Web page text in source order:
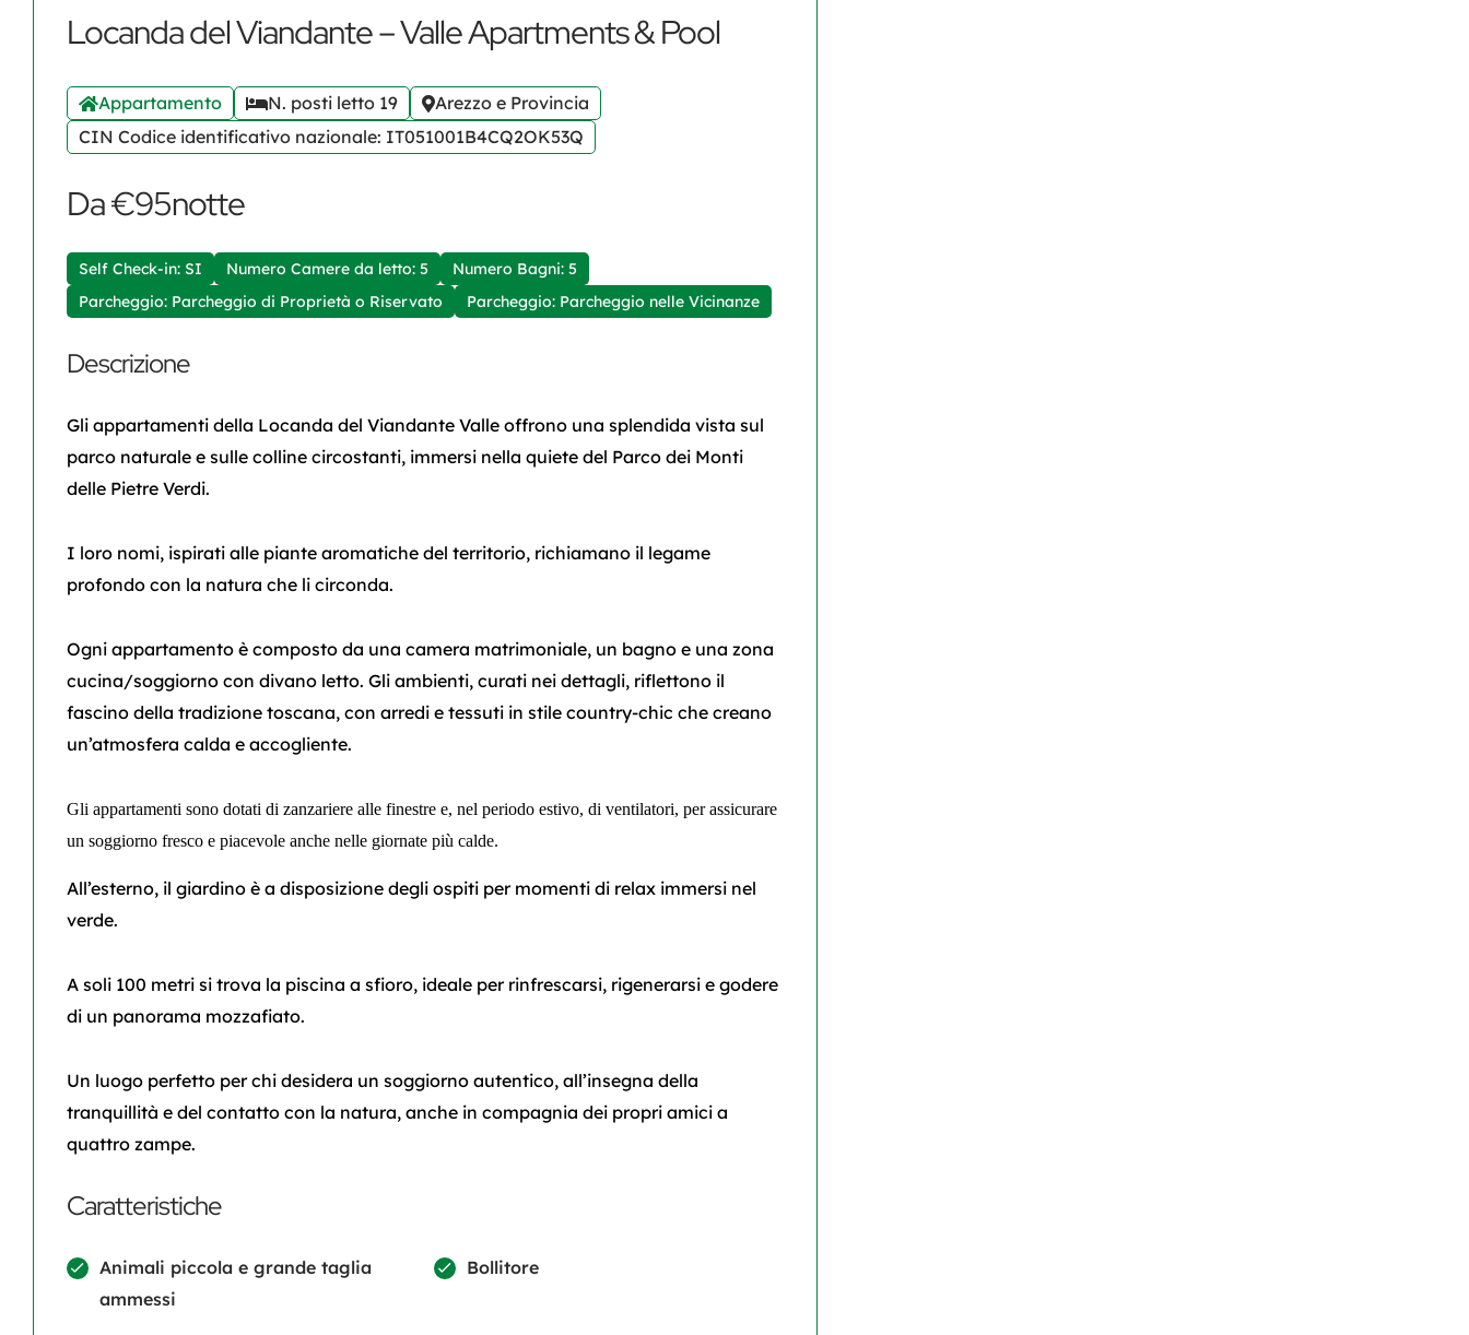
Locanda del Viandante – Valle Apartments & Pool
Appartamento N. posti letto 19
Arezzo e Provincia
CIN Codice identificativo nazionale: IT051001B4CQ2OK53Q
Da €95notte
Self Check-in: SI Numero Camere da letto: 5
Numero Bagni: 5
Parcheggio: Parcheggio di Proprietà o Riservato
Parcheggio: Parcheggio nelle Vicinanze
Descrizione
Gli appartamenti della Locanda del Viandante Valle offrono una splendida vista sul
parco naturale e sulle colline circostanti, immersi nella quiete del Parco dei Monti
delle Pietre Verdi.
I loro nomi, ispirati alle piante aromatiche del territorio, richiamano il legame
profondo con la natura che li circonda.
Ogni appartamento è composto da una camera matrimoniale, un bagno e una zona
cucina/soggiorno con divano letto. Gli ambienti, curati nei dettagli, riflettono il
fascino della tradizione toscana, con arredi e tessuti in stile country-chic che creano
un’atmosfera calda e accogliente.
Gli appartamenti sono dotati di zanzariere alle finestre e, nel periodo estivo, di ventilatori, per assicurare
un soggiorno fresco e piacevole anche nelle giornate più calde.
All’esterno, il giardino è a disposizione degli ospiti per momenti di relax immersi nel
verde.
A soli 100 metri si trova la piscina a sfioro, ideale per rinfrescarsi, rigenerarsi e godere
di un panorama mozzafiato.
Un luogo perfetto per chi desidera un soggiorno autentico, all’insegna della
tranquillità e del contatto con la natura, anche in compagnia dei propri amici a
quattro zampe.
Caratteristiche
Animali piccola e grande taglia
ammessi
Bollitore